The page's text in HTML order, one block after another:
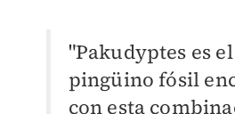
"Pakudyptes es
pingüino fósil
con esta